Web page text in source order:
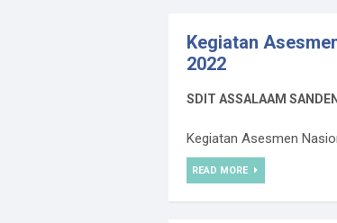
Kegiatan
2022
SDIT ASSALAAM SANDEN
Kegiatan Asesmen
READ MORE